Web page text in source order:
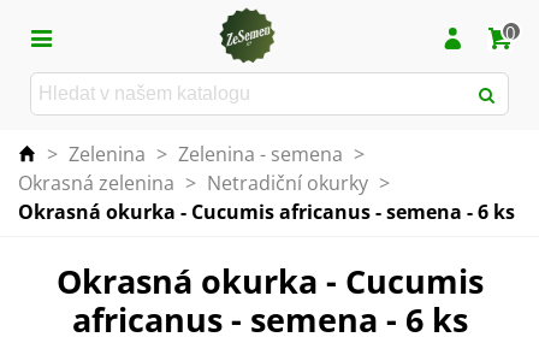
0
> Zelenina > Zelenina - semena >
Okrasná zelenina > Netradiční okurky >
Okrasná okurka - Cucumis africanus - semena - 6 ks
Okrasná okurka - Cucumis
africanus - semena - 6 ks